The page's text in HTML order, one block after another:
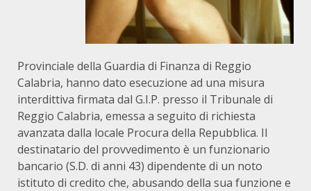
Provinciale della Guardia di Finanza di Reggio
Calabria, hanno dato esecuzione ad una misura
interdittiva firmata dal G.I.P. presso il Tribunale di
Reggio Calabria, emessa a seguito di richiesta
avanzata dalla locale Procura della Repubblica. Il
destinatario del provvedimento è un funzionario
bancario (S.D. di anni 43) dipendente di un noto
istituto di credito che, abusando della sua funzione e